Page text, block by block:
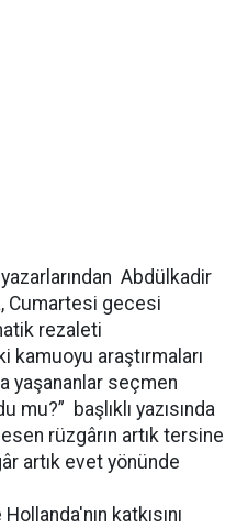
Abdülkadir
Cumartesi gecesi
rezaleti
kamuoyu araştırmaları
yaşananlar seçmen
başlıklı yazısında
rüzgârın artık tersine
artık evet yönünde
katkısını